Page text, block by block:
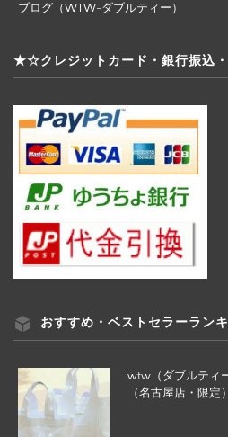
ブログ（WTW-ダブルティー）
★☆クレジットカード・銀行振込
おすすめ・ベストセラーラン
wtw（ダブルティ
（名古屋店・限